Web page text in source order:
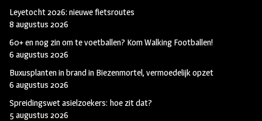
Leyetocht 2026: nieuwe fietsroutes
8 augustus 2026
60+ en nog zin om te voetballen? Kom Walking Footballen!
6 augustus 2026
Buxusplanten in brand in Biezenmortel, vermoedelijk opzet
6 augustus 2026
Spreidingswet asielzoekers: hoe zit dat?
5 augustus 2026